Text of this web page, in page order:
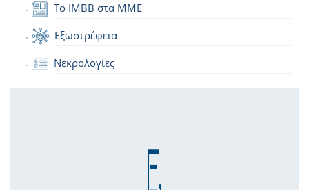
Το IMBB στα ΜΜΕ
Εξωστρέφεια
Νεκρολογίες